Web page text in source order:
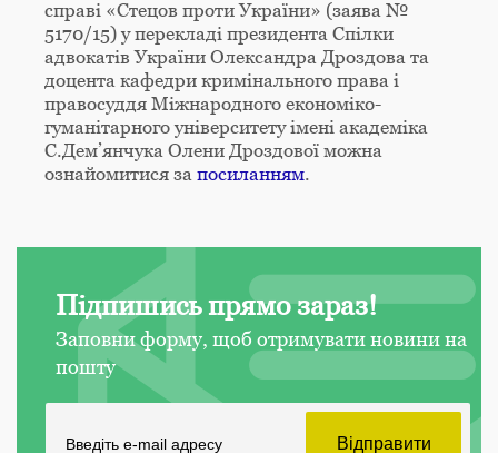
справі «Стецов проти України» (заява №
5170/15) у перекладі президента Спілки
адвокатів України Олександра Дроздова та
доцента кафедри кримінального права і
правосуддя Міжнародного економіко-
гуманітарного університету імені академіка
С.Дем’янчука Олени Дроздової можна
ознайомитися за посиланням.
Підпишись прямо зараз!
Заповни форму, щоб отримувати новини на
пошту